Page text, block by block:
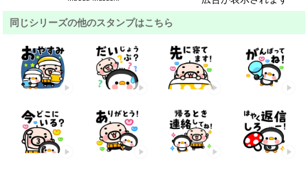
同じシリーズの他のスタンプはこちら